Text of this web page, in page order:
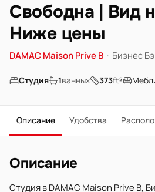
Свободна | Вид
Ниже цены
DAMAC Maison Prive B · Бизнес
Студия 1ванных 373ft²
Описание Удобства
Описание
Студия в DAMAC Maison Prive B,